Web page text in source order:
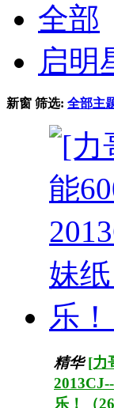
全部
启明
新窗 筛选: 全部主
精华 [力
乐！（